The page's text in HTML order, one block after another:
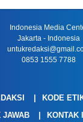
Indonesia Media
Jakarta - Indonesia
0853 1555 7788
KODE
JAWAB
KONTAK